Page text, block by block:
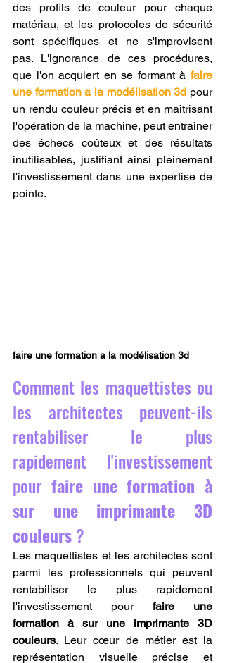
des profils de couleur pour chaque
matériau, et les protocoles de sécurité
sont spécifiques et ne s'improvisent
pas. L'ignorance de ces procédures,
que l'on acquiert en se formant à faire
une formation a la modélisation 3d pour
un rendu couleur précis et en maîtrisant
l'opération de la machine, peut entraîner
des échecs coûteux et des résultats
inutilisables, justifiant ainsi pleinement
l'investissement dans une expertise de
pointe.
faire une formation a la modélisation 3d
Comment les maquettistes ou
les architectes peuvent-ils
rentabiliser le plus
rapidement l'investissement
pour faire une formation à
sur une imprimante 3D
couleurs ?
Les maquettistes et les architectes sont
parmi les professionnels qui peuvent
rentabiliser le plus rapidement
l'investissement pour faire une
formation à sur une imprimante 3D
couleurs. Leur cœur de métier est la
représentation visuelle précise et